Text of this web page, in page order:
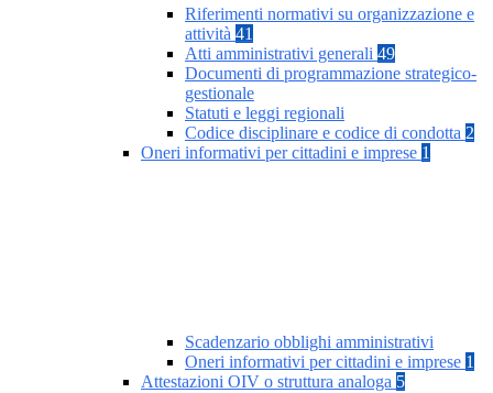
Riferimenti normativi su organizzazione e
attività 41
Atti amministrativi generali 49
Documenti di programmazione strategico-
gestionale
Statuti e leggi regionali
Codice disciplinare e codice di condotta 2
Oneri informativi per cittadini e imprese 1
Scadenzario obblighi amministrativi
Oneri informativi per cittadini e imprese 1
Attestazioni OIV o struttura analoga 5